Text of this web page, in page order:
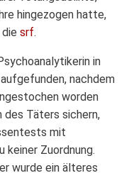
hingezogen hatte,
srf.
in
nachdem
worden
des Täters sichern,
mit
keiner Zuordnung.
wurde ein älteres